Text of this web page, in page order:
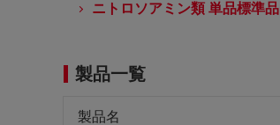
ニトロソアミン類 単品標準品
製品一覧
製品名